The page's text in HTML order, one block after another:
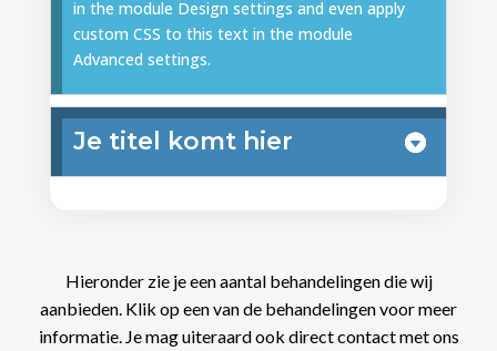
in the module Design settings and even apply
custom CSS to this text in the module
Advanced settings.
Je titel komt hier
Hieronder zie je een aantal behandelingen die wij
aanbieden. Klik op een van de behandelingen voor meer
informatie. Je mag uiteraard ook direct contact met ons